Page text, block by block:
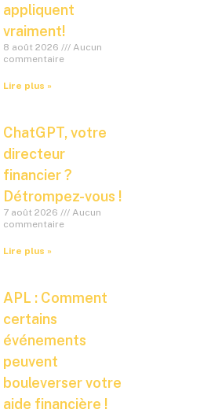
appliquent
vraiment!
8 août 2026
Aucun
commentaire
Lire plus »
ChatGPT, votre
directeur
financier ?
Détrompez-vous !
7 août 2026
Aucun
commentaire
Lire plus »
APL : Comment
certains
événements
peuvent
bouleverser votre
aide financière !